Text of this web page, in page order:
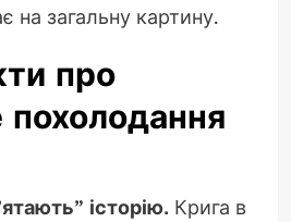
на загальну картину.
про
похолодання
історію. Крига в